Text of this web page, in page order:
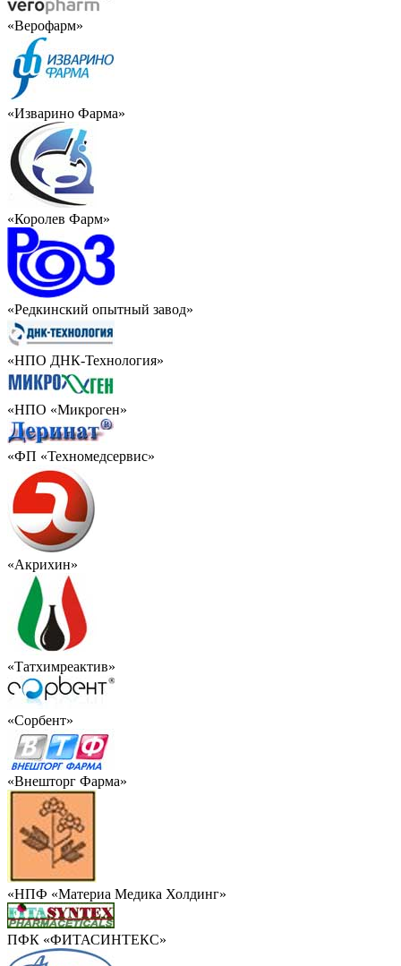
«Верофарм»
«Изварино Фарма»
«Королев Фарм»
«Редкинский опытный завод»
«НПО ДНК-Технология»
«НПО «Микроген»
«ФП «Техномедсервис»
«Акрихин»
«Татхимреактив»
«Сорбент»
«Внешторг Фарма»
«НПФ «Материа Медика Холдинг»
ПФК «ФИТАСИНТЕКС»